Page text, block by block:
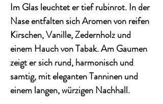
Im Glas leuchtet ertief rubinrot. In der
Nase entfalten sichAromen von reifen
Kirschen, Vanille, Zedernholz und
einem Hauch von Tabak. Am Gaumen
zeigt er sichrund, harmonisch und
samtig, mit eleganten Tanninen und
einem langen, würzigen Nachhall.